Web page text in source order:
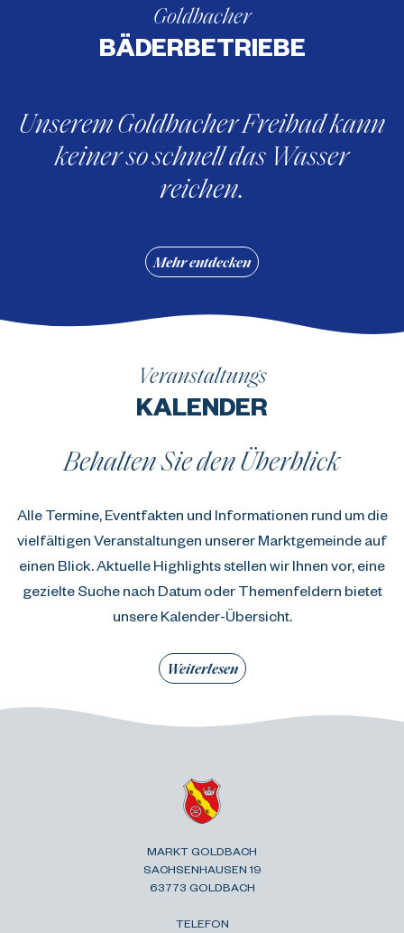
Goldbacher
BÄDERBETRIEBE
Unserem Goldbacher Freibad kann
keiner so schnell das Wasser
reichen.
Mehr entdecken
Veranstaltungs
KALENDER
Behalten Sie den Überblick
Alle Termine, Eventfakten und Informationen rund um die
vielfältigen Veranstaltungen unserer Marktgemeinde auf
einen Blick. Aktuelle Highlights stellen wir Ihnen vor, eine
gezielte Suche nach Datum oder Themenfeldern bietet
unsere Kalender-Übersicht.
Weiterlesen
MARKT GOLDBACH
SACHSENHAUSEN 19
63773 GOLDBACH
TELEFON